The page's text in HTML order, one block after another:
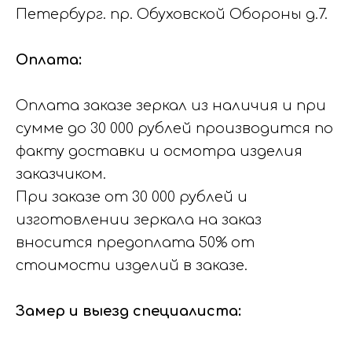
Петербург. пр. Обуховской Обороны д.7.
Оплата:
Оплата заказе зеркал из наличия и при
сумме до 30 000 рублей производится по
факту доставки и осмотра изделия
заказчиком.
При заказе от 30 000 рублей и
изготовлении зеркала на заказ
вносится предоплата 50% от
стоимости изделий в заказе.
Замер и выезд специалиста: